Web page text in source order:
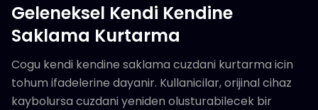
Geleneksel Kendi Kendine
Saklama Kurtarma
Cogu kendi kendine saklama cuzdani kurtarma icin
tohum ifadelerine dayanir. Kullanicilar, orijinal cihaz
kaybolursa cuzdani yeniden olusturabilecek bir